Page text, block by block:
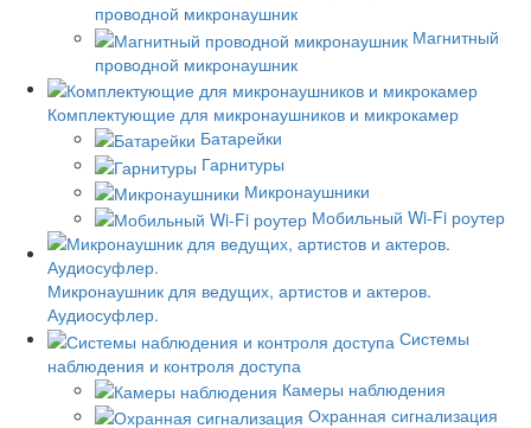
проводной микронаушник
Магнитный
проводной микронаушник
Комплектующие для микронаушников и микрокамер
Батарейки
Гарнитуры
Микронаушники
Мобильный Wi-Fi роутер
Микронаушник для ведущих, артистов и актеров.
Аудиосуфлер.
Системы
наблюдения и контроля доступа
Камеры наблюдения
Охранная сигнализация